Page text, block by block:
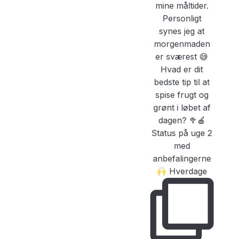
Status på uge 2
med
anbefalingerne
Hverdage